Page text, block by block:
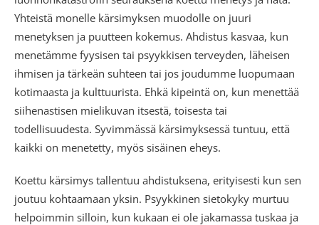
Yhteistä monelle kärsimyksen muodolle on juuri
menetyksen ja puutteen kokemus. Ahdistus kasvaa, kun
menetämme fyysisen tai psyykkisen terveyden, läheisen
ihmisen ja tärkeän suhteen tai jos joudumme luopumaan
kotimaasta ja kulttuurista. Ehkä kipeintä on, kun menettää
siihenastisen mielikuvan itsestä, toisesta tai
todellisuudesta. Syvimmässä kärsimyksessä tuntuu, että
kaikki on menetetty, myös sisäinen eheys.
Koettu kärsimys tallentuu ahdistuksena, erityisesti kun sen
joutuu kohtaamaan yksin. Psyykkinen sietokyky murtuu
helpoimmin silloin, kun kukaan ei ole jakamassa tuskaa ja